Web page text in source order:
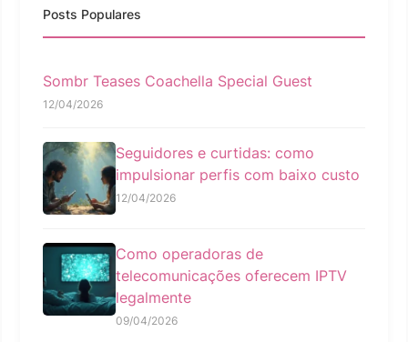
Posts Populares
Sombr Teases Coachella Special Guest
12/04/2026
Seguidores e curtidas: como
impulsionar perfis com baixo custo
12/04/2026
Como operadoras de
telecomunicações oferecem IPTV
legalmente
09/04/2026